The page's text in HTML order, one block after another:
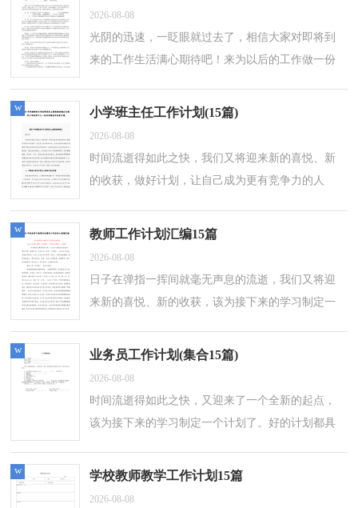
2026-08-08
光阴的迅速，一眨眼就过去了，相信大家对即将到
来的工作生活满心期待吧！来为以后的工作做一份
小编精心整理的业务员的工作计划，仅供参...
小学班主任工作计划(15篇)
2026-08-08
时间流逝得如此之快，我们又将迎来新的喜悦、新
的收获，做好计划，让自己成为更有竞争力的人
家整理的小学班主任工作计划，仅供参考，大家...
w
教师工作计划汇编15篇
2026-08-08
日子在弹指一挥间就毫无声息的流逝，我们又将迎
来新的喜悦、新的收获，该为接下来的学习制定一
用呢？下面是小编为大家收集的教师工...
w
业务员工作计划(集合15篇)
2026-08-08
时间流逝得如此之快，又迎来了一个全新的起点，
该为接下来的学习制定一个计划了。好的计划都具
员工作计划，供大家参考借鉴，希望可以帮...
w
学校教师教学工作计划15篇
2026-08-08
w